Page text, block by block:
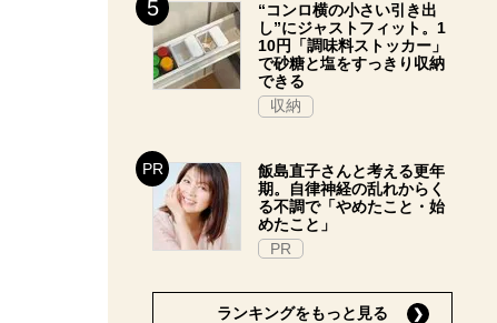
“コンロ横の小さい引き出
し”にジャストフィット。1
10円「調味料ストッカー」
で砂糖と塩をすっきり収納
できる
収納
飯島直子さんと考える更年
期。自律神経の乱れからく
る不調で「やめたこと・始
めたこと」
PR
ランキングをもっと見る